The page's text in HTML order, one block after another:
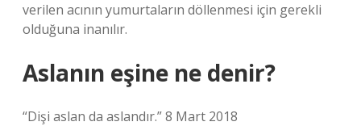
verilen acının yumurtaların döllenmesi için gerekli
olduğuna inanılır.
Aslanın eşine ne denir?
“Dişi aslan da aslandır.” 8 Mart 2018